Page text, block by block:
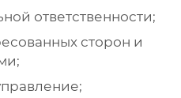
ответственности;
сторон и